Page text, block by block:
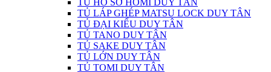
TỦ HỒ SƠ HOMI DUY TÂN
TỦ LÁP GHÉP MATSU LOCK DUY TÂN
TỦ ĐẠI KIỂU DUY TÂN
TỦ TANO DUY TÂN
TỦ SAKE DUY TÂN
TỦ LỚN DUY TÂN
TỦ TOMI DUY TÂN